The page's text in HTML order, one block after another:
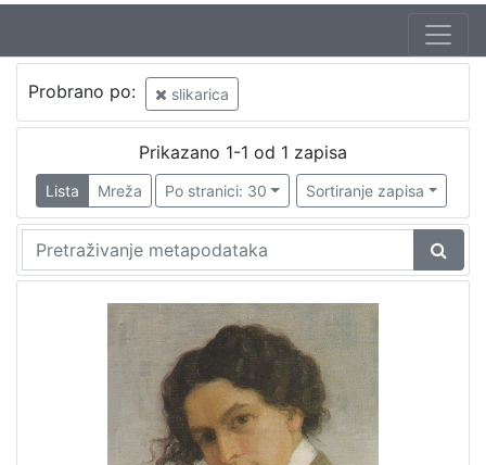
Probrano po: slikarica
Prikazano 1-1 od 1 zapisa
Lista Mreža Po stranici: 30 Sortiranje zapisa